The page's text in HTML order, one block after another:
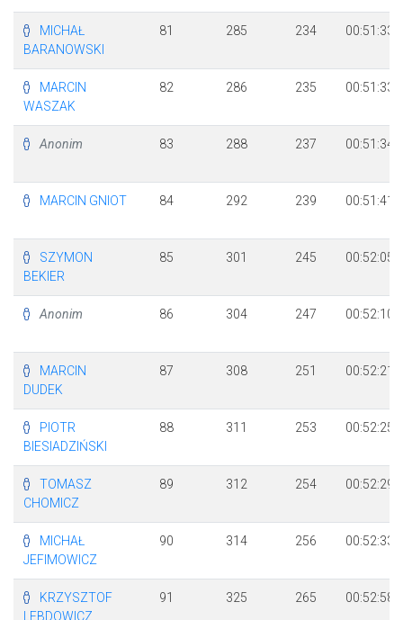
MICHAŁ
BARANOWSKI
81 285 234 00:51:33
MARCIN
WASZAK
82 286 235 00:51:33
Anonim 83 288 237 00:51:34
MARCIN GNIOT 84 292 239 00:51:41
SZYMON
BEKIER
85 301 245 00:52:05
Anonim 86 304 247 00:52:10
MARCIN
DUDEK
87 308 251 00:52:21
PIOTR
BIESIADZIŃSKI
88 311 253 00:52:25
TOMASZ
CHOMICZ
89 312 254 00:52:29
MICHAŁ
JEFIMOWICZ
90 314 256 00:52:33
KRZYSZTOF
LEBDOWICZ
91 325 265 00:52:58